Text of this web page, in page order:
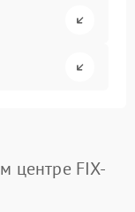
центре FIX-